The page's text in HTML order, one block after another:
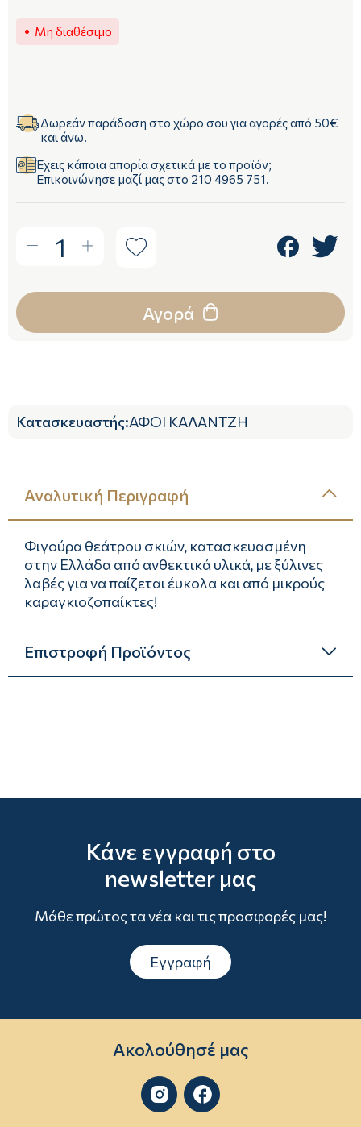
Μη διαθέσιμο
Δωρεάν παράδοση στο χώρο σου για αγορές από 50€
και άνω.
Έχεις κάποια απορία σχετικά με το προϊόν;
Επικοινώνησε μαζί μας στο 210 4965 751.
1
Αγορά
Κατασκευαστής:ΑΦΟΙ ΚΑΛΑΝΤΖΗ
Αναλυτική Περιγραφή
Φιγούρα θεάτρου σκιών, κατασκευασμένη
στην Ελλάδα από ανθεκτικά υλικά, με ξύλινες
λαβές για να παίζεται έυκολα και από μικρούς
καραγκιοζοπαίκτες!
Επιστροφή Προϊόντος
Κάνε εγγραφή στο
newsletter μας
Μάθε πρώτος τα νέα και τις προσφορές μας!
Εγγραφή
Ακολούθησέ μας
 